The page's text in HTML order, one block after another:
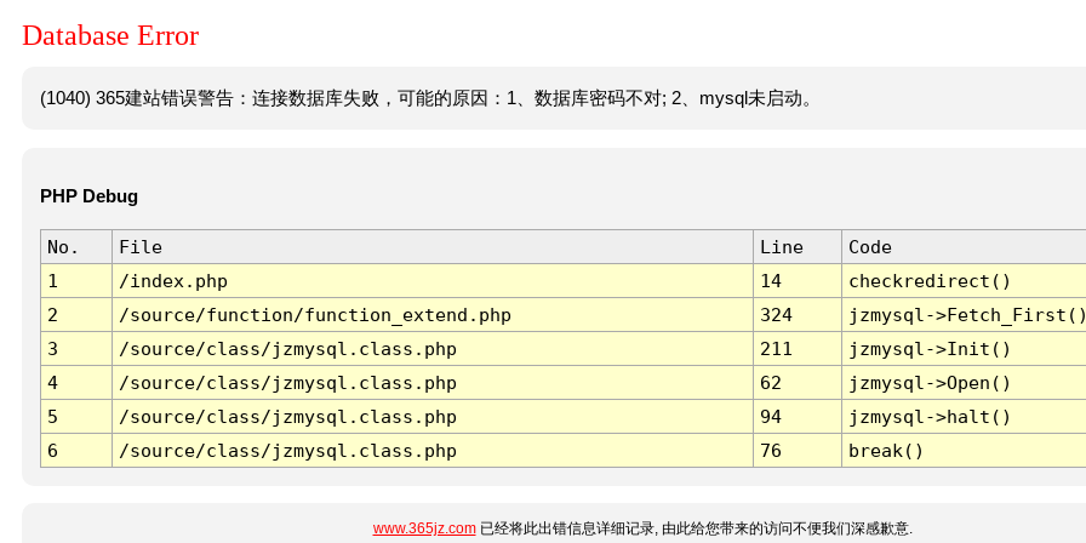
Database Error
(1040) 365建站错误警告：连接数据库失败，可能的原因：1、数据库密码不对; 2、mysql未启动。
PHP Debug
No. File Line
Code
1
/index.php 14
checkredirect()
2
/source/function/function_extend.php 324
jzmysql-
3
/source/class/jzmysql.class.php 211
jzmysql->Init()
4
/source/class/jzmysql.class.php 62
jzmysql->Open()
5
/source/class/jzmysql.class.php 94
jzmysql->halt()
6
/source/class/jzmysql.class.php 76 break()
www.365jz.com已经将此出错信息详细记录, 由此给您带来的访问不便我们深感歉意.